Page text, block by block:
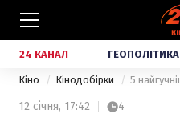
24 КАНАЛ ГЕОПОЛІТИКА
Кіно Кінодобірки
12 січня, 17:42 4